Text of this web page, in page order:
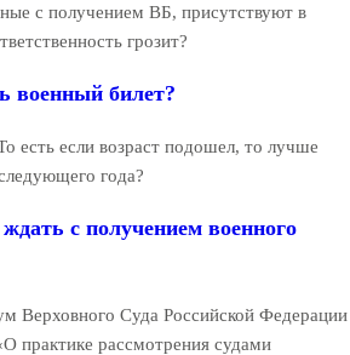
с получением ВБ, присутствуют в
грозит?
военный билет?
есть если возраст подошел, то лучше
года?
с получением военного
Верховного Суда Российской Федерации
практике рассмотрения судами